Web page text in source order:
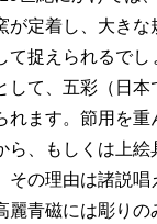
が定着し、大き
て捉えられるでし
して、五彩（日本
れます。節用を重
ら、もしくは上絵
その理由は諸説
麗青磁には彫り